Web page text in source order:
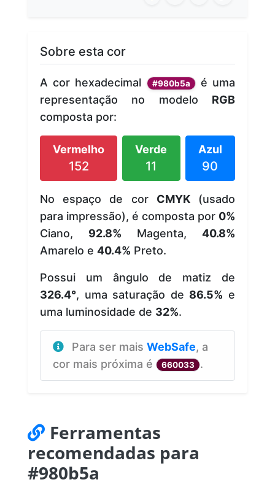
Sobre esta cor
A cor hexadecimal #980b5a
é uma
representação no modelo RGB
composta por:
Vermelho
152
Verde
11
Azul
90
No espaço de cor CMYK(usado
para impressão), é composta por 0%
Ciano, 92.8% Magenta, 40.8%
Amarelo e 40.4% Preto.
Possui um ângulo de matiz de
326.4°, uma saturação de 86.5% e
uma luminosidade de 32%.
Para ser mais WebSafe, a
cor mais próxima é
660033 .
Ferramentas
recomendadas para
#980b5a